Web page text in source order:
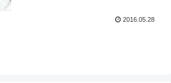
2016.05.28